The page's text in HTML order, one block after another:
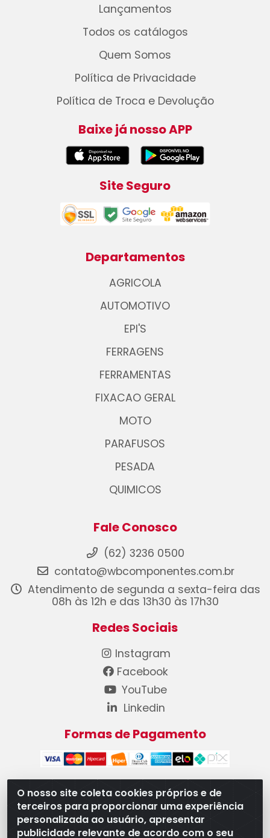
O nosso site coleta cookies próprios e de
terceiros para proporcionar uma experiência
personalizada ao usuário, apresentar
publicidade relevante de acordo com o seu
Lançamentos
Todos os catálogos
Quem Somos
Política de Privacidade
Política de Troca e Devolução
Baixe já nosso APP
Site Seguro
Departamentos
AGRICOLA
AUTOMOTIVO
EPI'S
FERRAGENS
FERRAMENTAS
FIXACAO GERAL
MOTO
PARAFUSOS
PESADA
QUIMICOS
Fale Conosco
(62) 3236 0500
contato@wbcomponentes.com.br
Atendimento de segunda a sexta-feira das
08h às 12h e das 13h30 às 17h30
Redes Sociais
Instagram
Facebook
YouTube
Linkedin
Formas de Pagamento
WB Componentes Automotivos LTDA - CNPJ
08.528.393/0001-12 - Rua do Níquel, 667 - Parque
Oeste Industrial, Goiânia/GO - CEP 74375-660